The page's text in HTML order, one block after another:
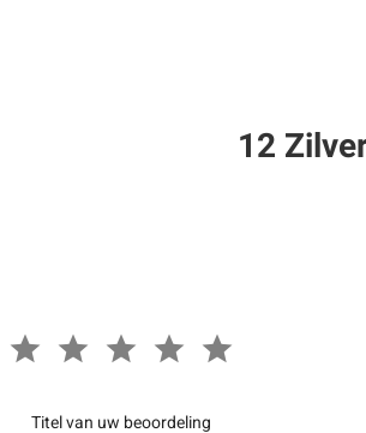
12
Titel van uw beoordeling